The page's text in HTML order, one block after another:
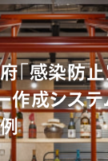
「感染防
作成システ